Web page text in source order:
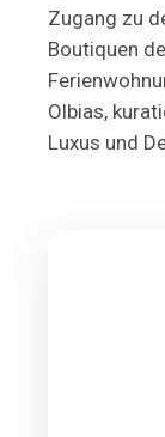
Zugang zu
Boutiquen
Olbias,
Luxus und